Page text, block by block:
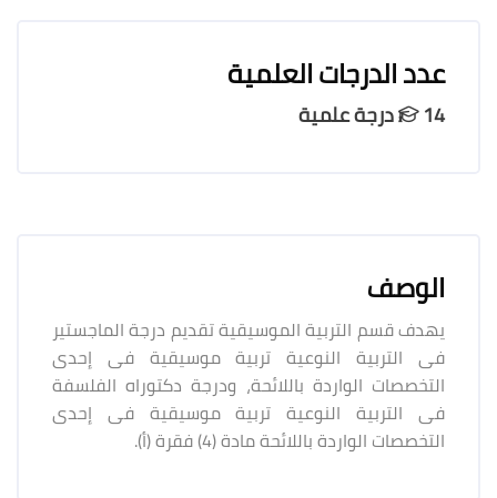
عدد الدرجات العلمية
14 درجة علمية
الوصف
يهدف قسم التربية الموسيقية تقديم درجة الماجستير
فى التربية النوعية تربية موسيقية فى إحدى
التخصصات الواردة باللائحة، ودرجة دكتوراه الفلسفة
فى التربية النوعية تربية موسيقية فى إحدى
التخصصات الواردة باللائحة مادة (4) فقرة (أ).